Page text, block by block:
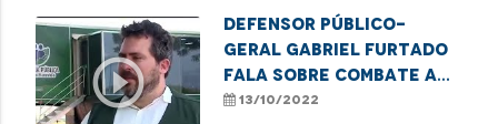
play_circle_outline
Defensor público-
geral Gabriel Furtado
fala sobre combate ao
sub-registro no
13/10/2022